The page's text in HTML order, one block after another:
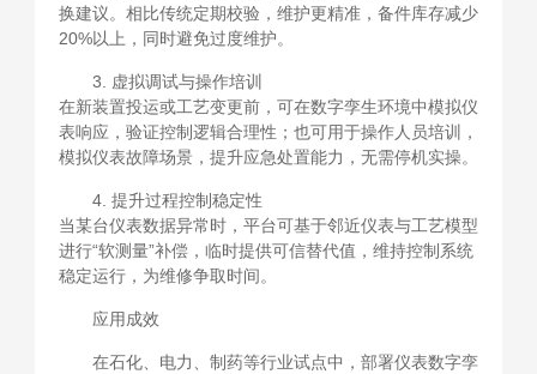
换建议。相比传统定期校验，维护更精准，备件库存减少
20%以上，同时避免过度维护。
3. 虚拟调试与操作培训
在新装置投运或工艺变更前，可在数字孪生环境中模拟仪
表响应，验证控制逻辑合理性；也可用于操作人员培训，
模拟仪表故障场景，提升应急处置能力，无需停机实操。
4. 提升过程控制稳定性
当某台仪表数据异常时，平台可基于邻近仪表与工艺模型
进行“软测量”补偿，临时提供可信替代值，维持控制系统
稳定运行，为维修争取时间。
应用成效
在石化、电力、制药等行业试点中，部署仪表数字孪